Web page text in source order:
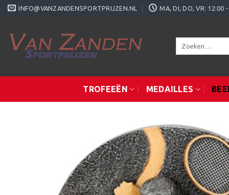
Ga
INFO@VANZANDENSPORTPRIJZEN.NL MA, DI, DO, VR: 12:00
Zoeken
TROFEEËN MEDAILLES